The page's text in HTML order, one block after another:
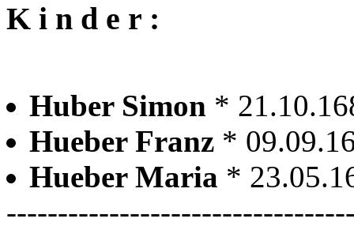
K i n d e r :
Huber Simon *
Hueber Franz *
Hueber Maria *